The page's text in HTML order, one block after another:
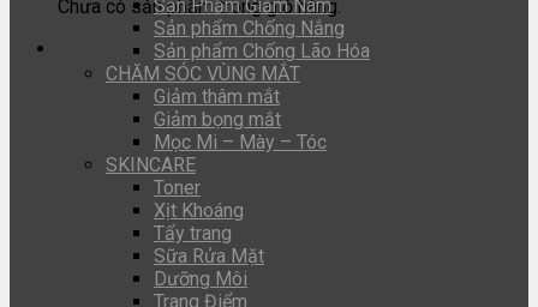
Chưa có sản phẩm trong giỏ hàng.
Sản Phẩm Giảm Nám
Sản phẩm Chống Nắng
Sản phẩm Chống Lão Hóa
CHĂM SÓC VÙNG MẮT
Giảm thâm mắt
Giảm bọng mắt
Mọc Mi – Mày – Tóc
SKINCARE
Toner
Xịt Khoáng
Tẩy trang
Sữa Rửa Mặt
Dưỡng Môi
Trang Điểm